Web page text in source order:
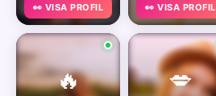
👀 VISA PROFIL 👀 VISA PROFIL
🔥 💋